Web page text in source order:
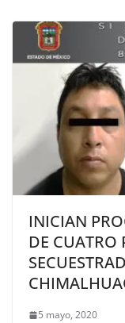
INICIAN
DE CUATRO
5 mayo, 2020